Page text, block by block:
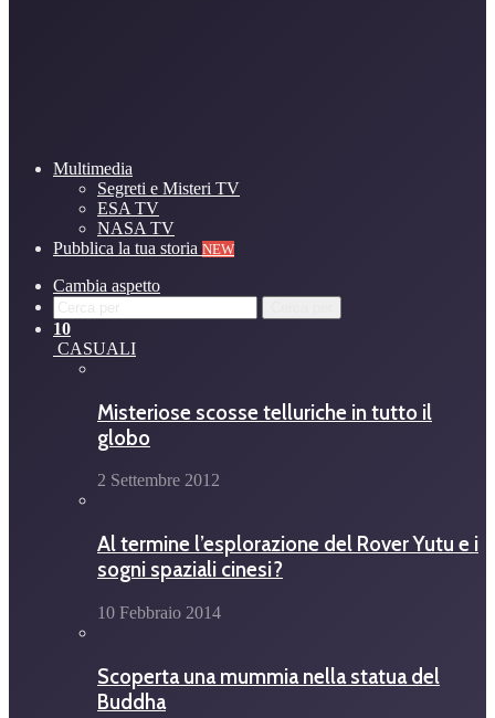
Multimedia
Segreti e Misteri TV
ESA TV
NASA TV
Pubblica la tua storia NEW
Cambia aspetto
10
CASUALI
Misteriose scosse telluriche in tutto il
globo
2 Settembre 2012
Al termine l’esplorazione del Rover Yutu e i
sogni spaziali cinesi?
10 Febbraio 2014
Scoperta una mummia nella statua del
Buddha